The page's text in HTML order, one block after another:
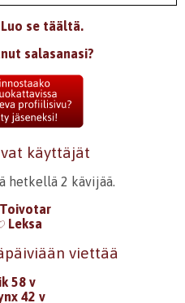
se täältä.
salasanasi?
käyttäjät
hetkellä 2 kävijää.
Toivotar
Leksa
viettää
58 v
42 v